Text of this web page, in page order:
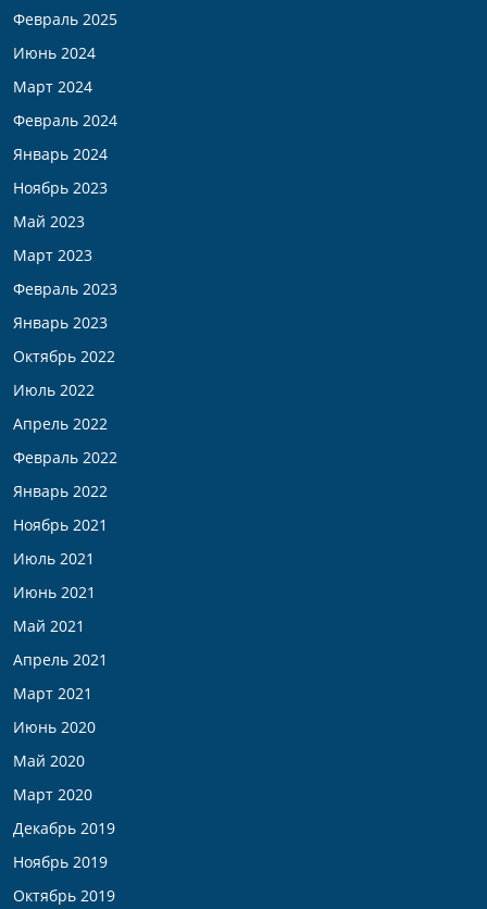
Февраль 2025
Июнь 2024
Март 2024
Февраль 2024
Январь 2024
Ноябрь 2023
Май 2023
Март 2023
Февраль 2023
Январь 2023
Октябрь 2022
Июль 2022
Апрель 2022
Февраль 2022
Январь 2022
Ноябрь 2021
Июль 2021
Июнь 2021
Май 2021
Апрель 2021
Март 2021
Июнь 2020
Май 2020
Март 2020
Декабрь 2019
Ноябрь 2019
Октябрь 2019